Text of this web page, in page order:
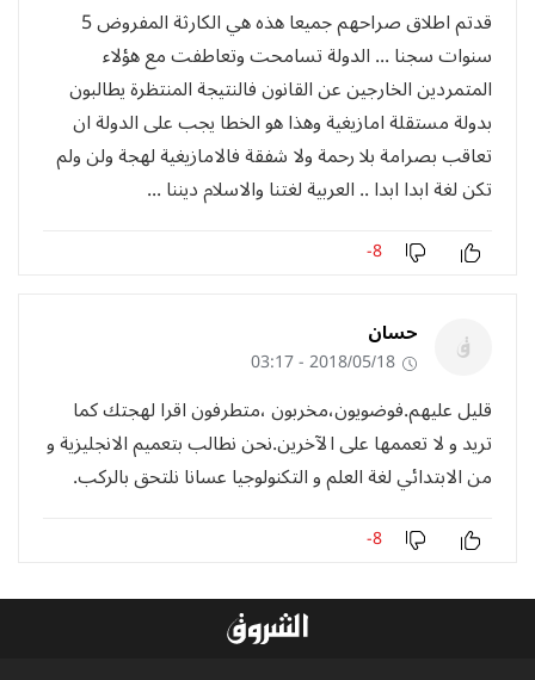
قدتم اطلاق صراحهم جميعا هذه هي الكارثة المفروض 5
سنوات سجنا ... الدولة تسامحت وتعاطفت مع هؤلاء
المتمردين الخارجين عن القانون فالنتيجة المنتظرة يطالبون
بدولة مستقلة امازيغية وهذا هو الخطا يجب على الدولة ان
تعاقب بصرامة بلا رحمة ولا شفقة فالامازيغية لهجة ولن ولم
تكن لغة ابدا ابدا .. العربية لغتنا والاسلام ديننا ...
-8
حسان
2018/05/18 - 03:17
قليل عليهم.فوضويون،مخربون ،متطرفون اقرا لهجتك كما
تريد و لا تعممها على الآخرين.نحن نطالب بتعميم الانجليزية و
من الابتدائي لغة العلم و التكنولوجيا عسانا نلتحق بالركب.
-8